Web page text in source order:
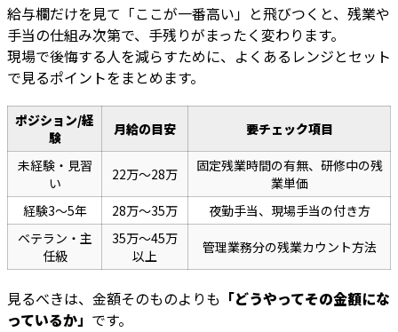
給与欄だけを見て「ここが一番高い」と飛びつくと、残業や
手当の仕組み次第で、手残りがまったく変わります。
現場で後悔する人を減らすために、よくあるレンジとセット
で見るポイントをまとめます。
ポジション/経
験
月給の目安 要チェック項目
未経験・見習
い
22万〜28万
固定残業時間の有無、研修中の残
業単価
経験3〜5年
28万〜35万
夜勤手当、現場手当の付き方
ベテラン・主
任級
35万〜45万
以上
管理業務分の残業カウント方法
見るべきは、金額そのものよりも 「どうやってその金額にな
っているか」 です。